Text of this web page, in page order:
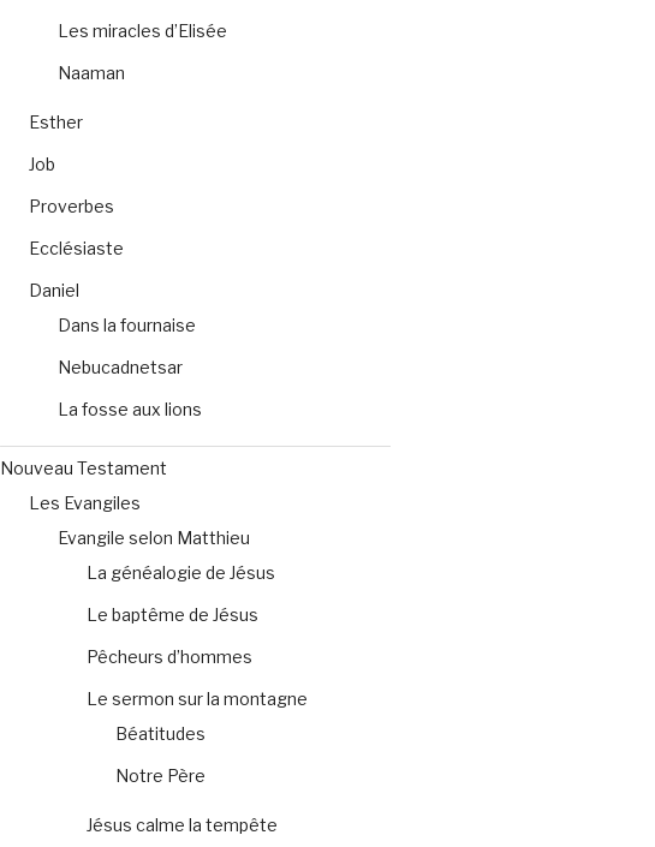
Les miracles d’Elisée
Naaman
Esther
Job
Proverbes
Ecclésiaste
Daniel
Dans la fournaise
Nebucadnetsar
La fosse aux lions
Nouveau Testament
Les Evangiles
Evangile selon Matthieu
La généalogie de Jésus
Le baptême de Jésus
Pêcheurs d’hommes
Le sermon sur la montagne
Béatitudes
Notre Père
Jésus calme la tempête